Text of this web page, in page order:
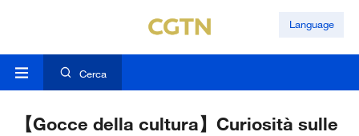
Language
Cerca
【Gocce della cultura】Curiosità sulle